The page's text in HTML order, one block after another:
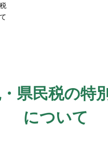
県民税の特
について